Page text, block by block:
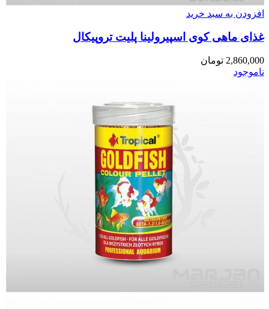
افزودن به سبد خرید
غذای ماهی کوی اسپیرولینا پلیت تروپیکال
2,860,000 تومان
ناموجود